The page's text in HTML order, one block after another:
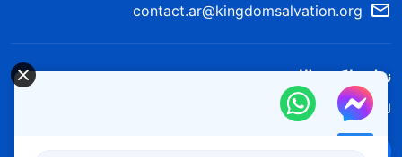
contact.ar@kingdomsalvation.org
نزل ملكوت الله.
لقد نزلت المملكة بالفعل إلى الأرض! هل تريد دخوله؟